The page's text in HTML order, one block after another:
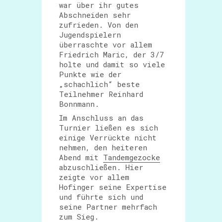
war über ihr gutes
Abschneiden sehr
zufrieden. Von den
Jugendspielern
überraschte vor allem
Friedrich Maric, der 3/7
holte und damit so viele
Punkte wie der
„schachlich“ beste
Teilnehmer Reinhard
Bonnmann.
Im Anschluss an das
Turnier ließen es sich
einige Verrückte nicht
nehmen, den heiteren
Abend mit Tandemgezocke
abzuschließen. Hier
zeigte vor allem
Hofinger seine Expertise
und führte sich und
seine Partner mehrfach
zum Sieg.